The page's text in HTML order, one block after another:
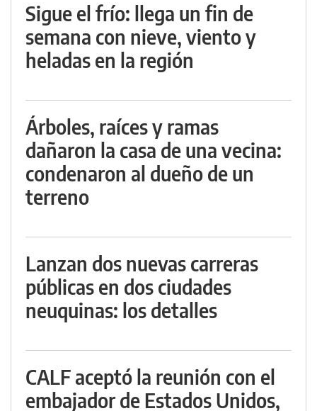
Sigue el frío: llega un fin de
semana con nieve, viento y
heladas en la región
Árboles, raíces y ramas
dañaron la casa de una vecina:
condenaron al dueño de un
terreno
Lanzan dos nuevas carreras
públicas en dos ciudades
neuquinas: los detalles
CALF aceptó la reunión con el
embajador de Estados Unidos,